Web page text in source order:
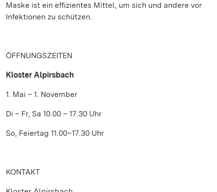
Maske ist ein effizientes Mittel, um sich und andere vor
Infektionen zu schützen.
ÖFFNUNGSZEITEN
Kloster Alpirsbach
1. Mai – 1. November
Di – Fr, Sa 10.00 – 17.30 Uhr
So, Feiertag 11.00–17.30 Uhr
KONTAKT